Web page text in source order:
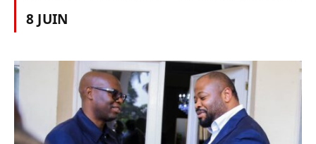
8 JUIN